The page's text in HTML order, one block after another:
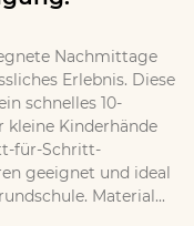
Nachmittage
Erlebnis. Diese
schnelles 10-
kleine Kinderhände
für-Schritt-
geeignet und ideal
Material...